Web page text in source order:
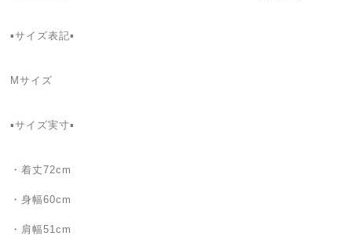
▪サイズ表記▪
Mサイズ
▪サイズ実寸▪
・着丈72cm
・身幅60cm
・肩幅51cm